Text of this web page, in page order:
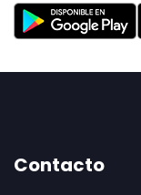
Contacto